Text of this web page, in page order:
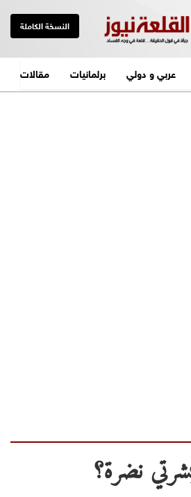
النسخة الكاملة
عربي و دولي برلمانيات مقالات
نضرة؟